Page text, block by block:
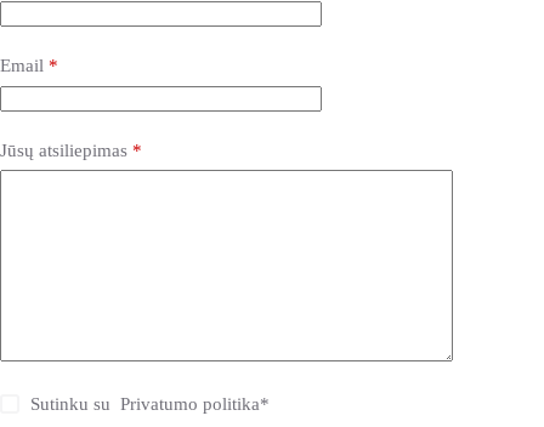
Email *
Jūsų atsiliepimas *
Sutinku suPrivatumo politika*